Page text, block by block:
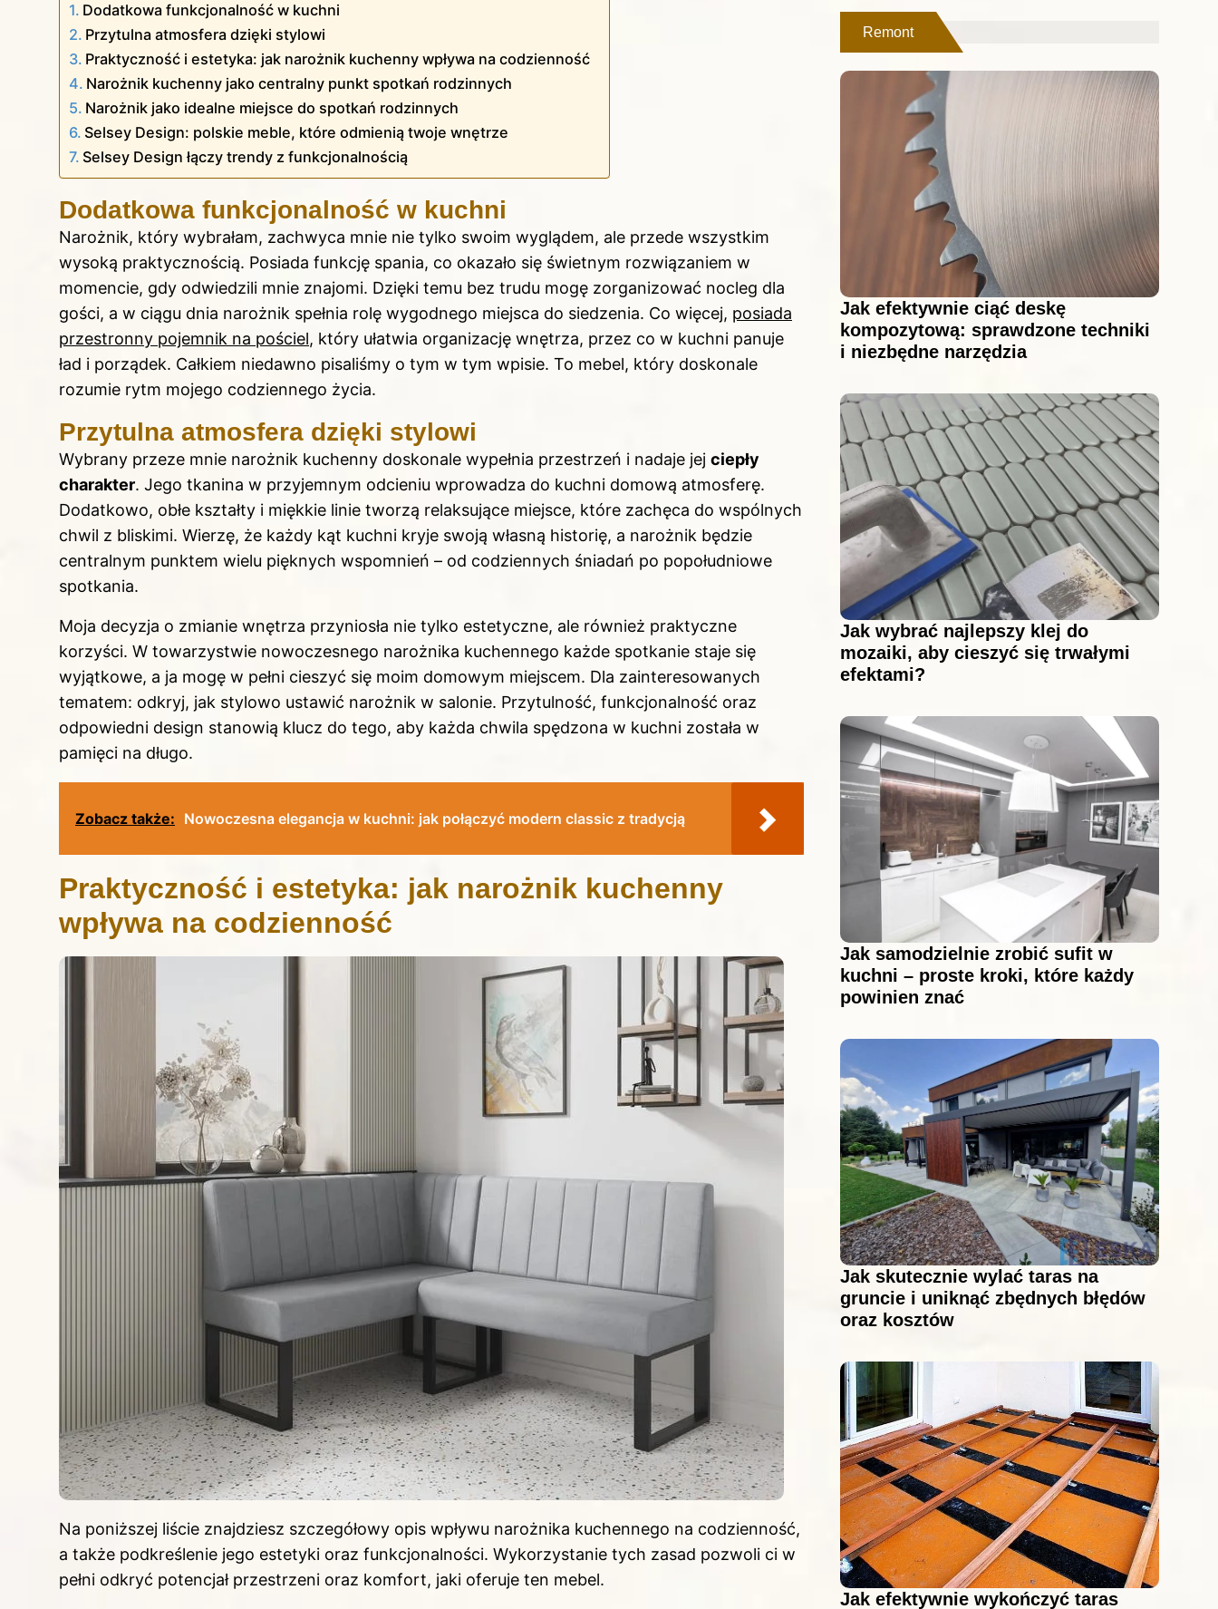
Dodatkowa funkcjonalność w kuchni
Przytulna atmosfera dzięki stylowi
Praktyczność i estetyka: jak narożnik kuchenny wpływa na codzienność
Narożnik kuchenny jako centralny punkt spotkań rodzinnych
Narożnik jako idealne miejsce do spotkań rodzinnych
Selsey Design: polskie meble, które odmienią twoje wnętrze
Selsey Design łączy trendy z funkcjonalnością
Dodatkowa funkcjonalność w kuchni
Narożnik, który wybrałam, zachwyca mnie nie tylko swoim wyglądem, ale przede wszystkim
wysoką praktycznością. Posiada funkcję spania, co okazało się świetnym rozwiązaniem w
momencie, gdy odwiedzili mnie znajomi. Dzięki temu bez trudu mogę zorganizować nocleg dla
gości, a w ciągu dnia narożnik spełnia rolę wygodnego miejsca do siedzenia. Co więcej, posiada
przestronny pojemnik na pościel, który ułatwia organizację wnętrza, przez co w kuchni panuje
ład i porządek. Całkiem niedawno pisaliśmy o tym w tym wpisie. To mebel, który doskonale
rozumie rytm mojego codziennego życia.
Przytulna atmosfera dzięki stylowi
Wybrany przeze mnie narożnik kuchenny doskonale wypełnia przestrzeń i nadaje jej ciepły
charakter. Jego tkanina w przyjemnym odcieniu wprowadza do kuchni domową atmosferę.
Dodatkowo, obłe kształty i miękkie linie tworzą relaksujące miejsce, które zachęca do wspólnych
chwil z bliskimi. Wierzę, że każdy kąt kuchni kryje swoją własną historię, a narożnik będzie
centralnym punktem wielu pięknych wspomnień – od codziennych śniadań po popołudniowe
spotkania.
Moja decyzja o zmianie wnętrza przyniosła nie tylko estetyczne, ale również praktyczne
korzyści. W towarzystwie nowoczesnego narożnika kuchennego każde spotkanie staje się
wyjątkowe, a ja mogę w pełni cieszyć się moim domowym miejscem. Dla zainteresowanych
tematem: odkryj, jak stylowo ustawić narożnik w salonie. Przytulność, funkcjonalność oraz
odpowiedni design stanowią klucz do tego, aby każda chwila spędzona w kuchni została w
pamięci na długo.
Zobacz także: Nowoczesna elegancja w kuchni: jak połączyć modern classic z tradycją
Praktyczność i estetyka: jak narożnik kuchenny
wpływa na codzienność
Na poniższej liście znajdziesz szczegółowy opis wpływu narożnika kuchennego na codzienność,
a także podkreślenie jego estetyki oraz funkcjonalności. Wykorzystanie tych zasad pozwoli ci w
pełni odkryć potencjał przestrzeni oraz komfort, jaki oferuje ten mebel.
Remont
Jak efektywnie ciąć deskę
kompozytową: sprawdzone techniki
i niezbędne narzędzia
Jak wybrać najlepszy klej do
mozaiki, aby cieszyć się trwałymi
efektami?
Jak samodzielnie zrobić sufit w
kuchni – proste kroki, które każdy
powinien znać
Jak skutecznie wylać taras na
gruncie i uniknąć zbędnych błędów
oraz kosztów
Jak efektywnie wykończyć taras